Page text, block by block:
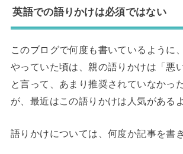
英語での語りかけは必須ではない
このブログで何度も書いているように
やっていた頃は、親の語りかけは「悪
と言って、あまり推奨されていなかっ
が、最近はこの語りかけは人気がある
語りかけについては、何度か記事を書